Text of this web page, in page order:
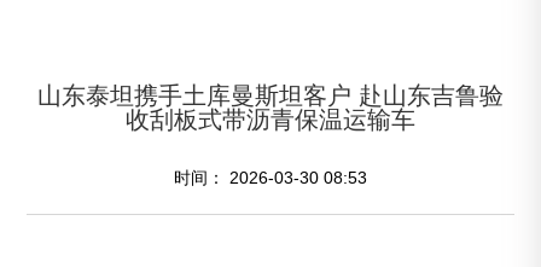
山东泰坦携手土库曼斯坦客户 赴山东吉鲁验
收刮板式带沥青保温运输车
时间： 2026-03-30 08:53